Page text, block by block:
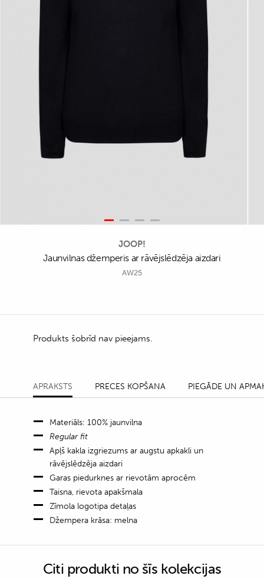
JOOP!
Jaunvilnas džemperis ar rāvējslēdzēja aizdari
AW25
Produkts šobrīd nav pieejams.
APRAKSTS PRECES KOPŠANA PIEGĀDE UN
Materiāls: 100% jaunvilna
Regular fit
Apļš kakla izgriezums ar augstu apkakli un
rāvējslēdzēja aizdari
Garas piedurknes ar rievotām aprocēm
Taisna, rievota apakšmala
Zīmola logotipa detaļas
Džempera krāsa: melna
Citi produkti no šīs kolekcijas